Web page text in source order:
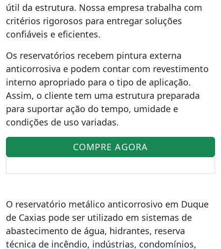
útil da estrutura. Nossa empresa trabalha com
critérios rigorosos para entregar soluções
confiáveis e eficientes.
Os reservatórios recebem pintura externa
anticorrosiva e podem contar com revestimento
interno apropriado para o tipo de aplicação.
Assim, o cliente tem uma estrutura preparada
para suportar ação do tempo, umidade e
condições de uso variadas.
COMPRE AGORA
O reservatório metálico anticorrosivo em Duque
de Caxias pode ser utilizado em sistemas de
abastecimento de água, hidrantes, reserva
técnica de incêndio, indústrias, condomínios,